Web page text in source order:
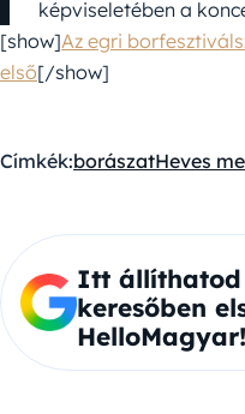
képviseletében a
[show]Az egri
első[/show]
Címkék:borászatHeves
Itt állíthatod
keresőben
HelloMagyar!